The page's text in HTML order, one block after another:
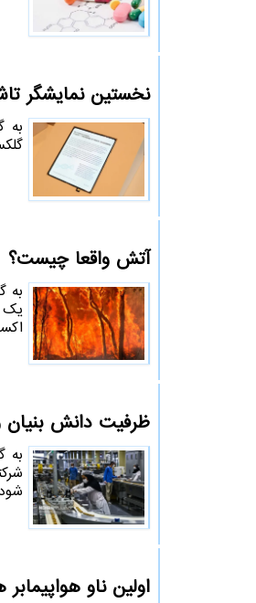
نخستین نمایشگر
به
گلکسی
آتش واقعا چیست؟
به
یک
ظرفیت دانش بنیان
به
اولین ناو